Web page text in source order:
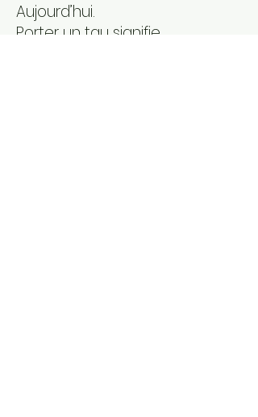
Aujourd’hui.
Porter un tau signifie